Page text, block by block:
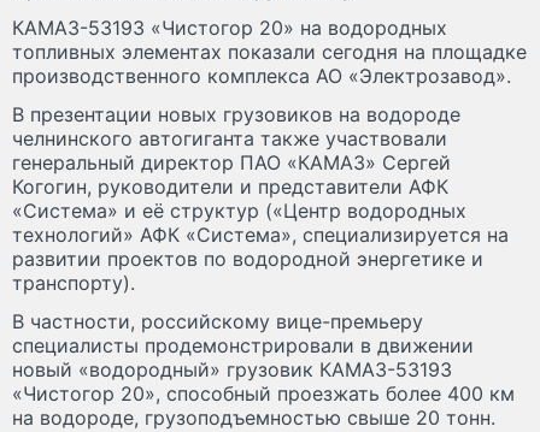
КАМАЗ-53193 «Чистогор 20» на водородных
топливных элементах показали сегодня на площадке
производственного комплекса АО «Электрозавод».
В презентации новых грузовиков на водороде
челнинского автогиганта также участвовали
генеральный директор ПАО «КАМАЗ» Сергей
Когогин, руководители и представители АФК
«Система» и её структур («Центр водородных
технологий» АФК «Система», специализируется на
развитии проектов по водородной энергетике и
транспорту).
В частности, российскому вице-премьеру
специалисты продемонстрировали в движении
новый «водородный» грузовик КАМАЗ-53193
«Чистогор 20», способный проезжать более 400 км
на водороде, грузоподъемностью свыше 20 тонн.